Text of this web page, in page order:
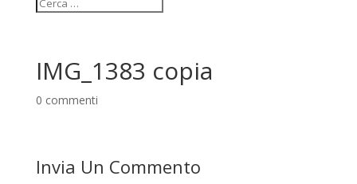
IMG_1383 copia
0 commenti
Invia Un Commento